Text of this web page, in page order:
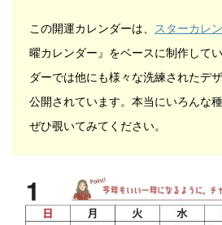
この開運カレンダーは、 スターカレ
曜カレンダー』をベースに制作して
ダーでは他にも様々な洗練されたデ
公開されています。本当にいろんな
ぜひ覗いてみてください。